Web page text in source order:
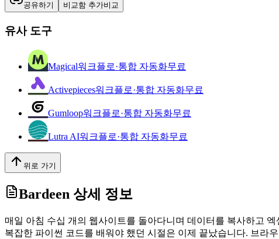
공유하기 비교함 추가비교
유사 도구
Magical워크플로·통합 자동화무료
Activepieces워크플로·통합 자동화무료
Gumloop워크플로·통합 자동화무료
Lutra AI워크플로·통합 자동화무료
위로 가기
Bardeen 상세 정보
매일 아침 수십 개의 웹사이트를 돌아다니며 데이터를 복사하고
복잡한 파이썬 코드를 배워야 했던 시절은 이제 끝났습니다. 브라